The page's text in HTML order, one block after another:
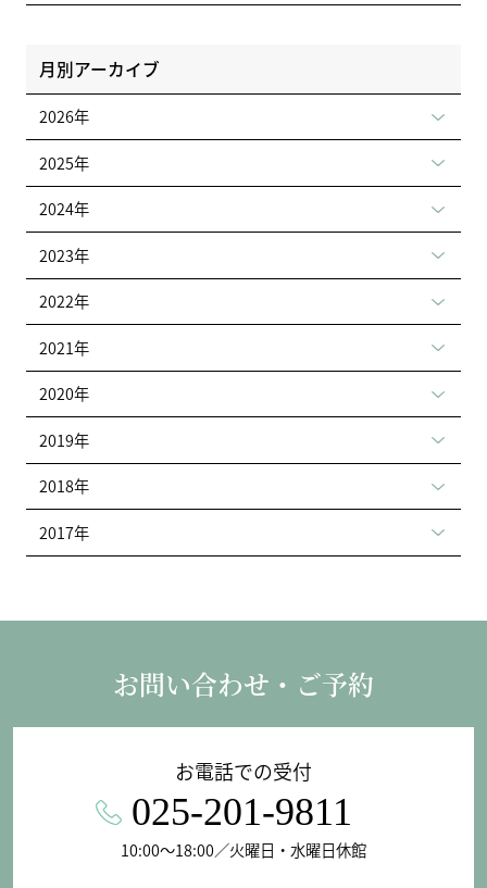
月別アーカイブ
2026年
2025年
2024年
2023年
2022年
2021年
2020年
2019年
2018年
2017年
お問い合わせ・ご予約
お電話での受付
025-201-9811
10:00〜18:00／火曜日・水曜日休館